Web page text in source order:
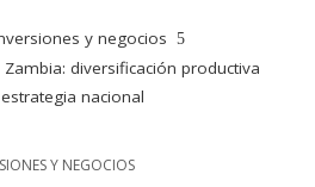
y negocios
diversificación productiva
nacional
Y NEGOCIOS